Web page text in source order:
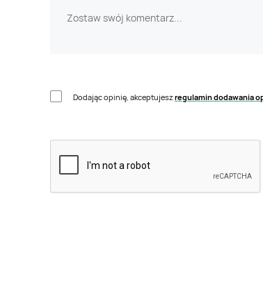
Dodając opinię, akceptujeszregulamin dodawania